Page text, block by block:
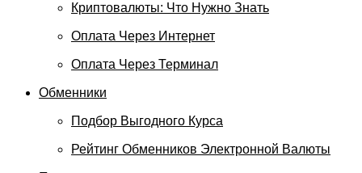
Криптовалюты: Что Нужно Знать
Оплата Через Интернет
Оплата Через Терминал
Обменники
Подбор Выгодного Курса
Рейтинг Обменников Электронной Валюты